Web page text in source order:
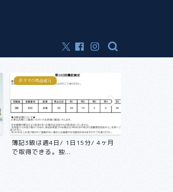
おすすめ商品紹介
簿記3級は週4日/ 1日15分/ 4ヶ月
で取得できる。独...